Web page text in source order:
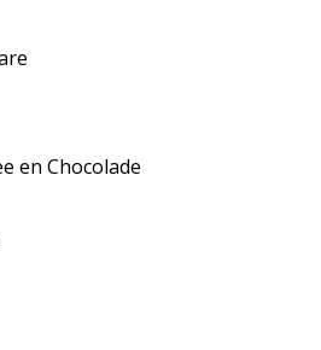
en Chocolade